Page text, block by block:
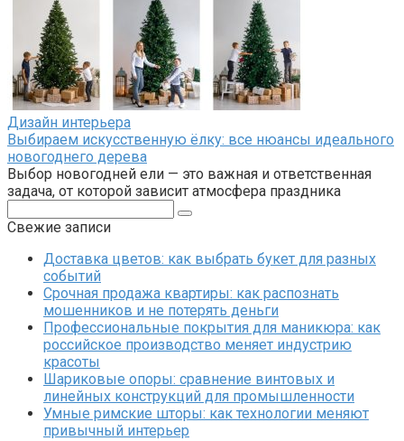
Дизайн интерьера
Выбираем искусственную ёлку: все нюансы идеального
новогоднего дерева
Выбор новогодней ели — это важная и ответственная
задача, от которой зависит атмосфера праздника
Свежие записи
Доставка цветов: как выбрать букет для разных
событий
Срочная продажа квартиры: как распознать
мошенников и не потерять деньги
Профессиональные покрытия для маникюра: как
российское производство меняет индустрию
красоты
Шариковые опоры: сравнение винтовых и
линейных конструкций для промышленности
Умные римские шторы: как технологии меняют
привычный интерьер